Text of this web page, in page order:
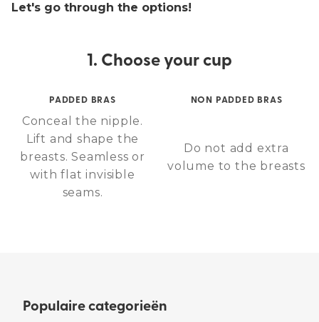
Let's go through the options!
1. Choose your cup
PADDED BRAS
Conceal the nipple.
Lift and shape the
breasts. Seamless or
with flat invisible
seams.
NON PADDED BRAS
Do not add extra
volume to the breasts
Populaire categorieën